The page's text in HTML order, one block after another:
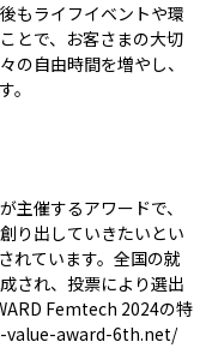
もライフイベントや環
とで、お客さまの大切
の自由時間を増やし、
。
主催するアワードで、
り出していきたいとい
れています。全国の就
され、投票により選出
Femtech 2024の特
award-6th.net/